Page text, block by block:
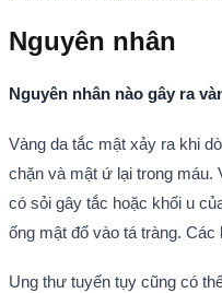
Nguyên nhân
Nguyên nhân nào gây ra
Vàng da tắc mật xảy ra khi
chặn và mật ứ lại trong máu.
có sỏi gây tắc hoặc khối u
ống mật đổ vào tá tràng.
Ung thư tuyến tụy cũng có